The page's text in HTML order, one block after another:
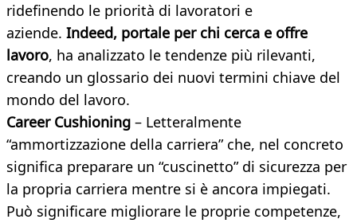
ridefinendo le priorità di lavoratori e
aziende. Indeed, portale per chi cerca e offre
lavoro, ha analizzato le tendenze più rilevanti,
creando un glossario dei nuovi termini chiave del
mondo del lavoro.
Career Cushioning – Letteralmente
“ammortizzazione della carriera” che, nel concreto
significa preparare un “cuscinetto” di sicurezza per
la propria carriera mentre si è ancora impiegati.
Può significare migliorare le proprie competenze,